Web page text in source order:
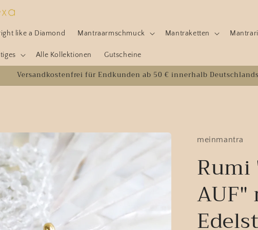
like a Diamond Mantraarmschmuck Mantraketten
Alle Kollektionen Gutscheine
Versandkostenfrei für Endkunden ab 50 € innerhalb Deutschlands
meinmantra
Rumi